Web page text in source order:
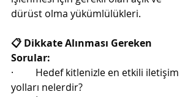
dürüst olma yükümlülükleri.
📋 Dikkate Alınması Gereken
Sorular:
·         Hedef kitlenizle en etkili iletişim
yolları nelerdir?